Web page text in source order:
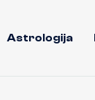
Astrologija